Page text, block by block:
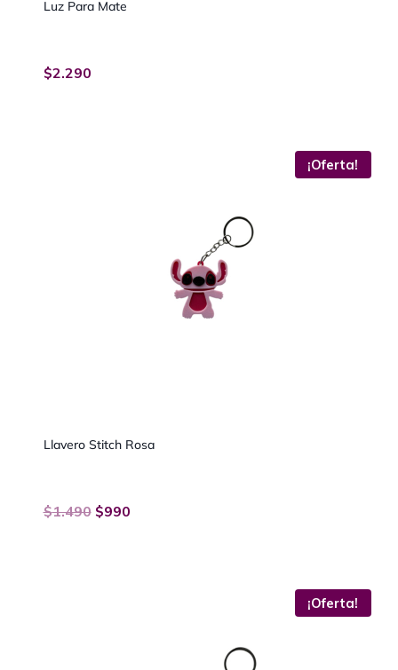
Luz Para Mate
$2.290
¡Oferta!
Llavero Stitch Rosa
$1.490 $990
¡Oferta!